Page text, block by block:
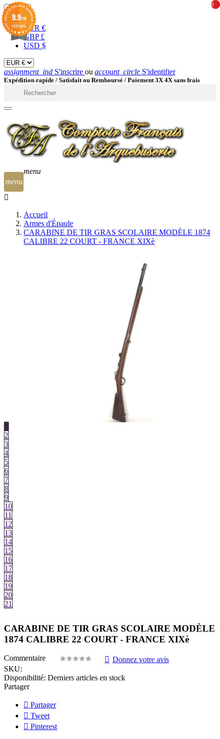
EUR 
EUR €
GBP £
USD $
assignment_ind S'inscrire ou account_circle S'identifier
Expédition rapide / Satisfait ou Remboursé / Paiement 3X 4X sans frais
menu
0
0
menu
Accueil
Armes d'Épaule
CARABINE DE TIR GRAS SCOLAIRE MODÈLE 1874
CALIBRE 22 COURT - FRANCE XIXè
1
2
3
4
5
6
7
8
9
10
11
12
13
14
15
16
17
18
19
20
21
CARABINE DE TIR GRAS SCOLAIRE MODÈLE
1874 CALIBRE 22 COURT - FRANCE XIXè
Commentaire
Donnez votre avis
SKU:
Disponibilité: Derniers articles en stock
Partager
Partager
Tweet
Pinterest
9.9/10
1439 AVIS